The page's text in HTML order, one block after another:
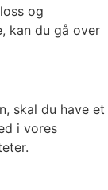
og
kan du gå over
skal du have et
i vores